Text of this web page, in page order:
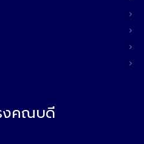
งคณบดี